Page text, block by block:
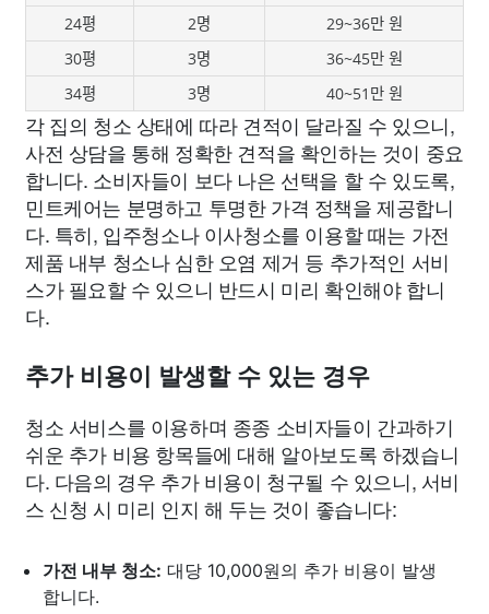
24평
2명
29~36만 원
30평
3명
36~45만 원
34평
3명 40~51만 원
각 집의 청소 상태에 따라 견적이 달라질 수 있으니,
사전 상담을 통해 정확한 견적을 확인하는 것이 중요
합니다. 소비자들이 보다 나은 선택을 할 수 있도록,
민트케어는 분명하고 투명한 가격 정책을 제공합니
다. 특히, 입주청소나 이사청소를 이용할 때는 가전
제품 내부 청소나 심한 오염 제거 등 추가적인 서비
스가 필요할 수 있으니 반드시 미리 확인해야 합니
다.
추가 비용이 발생할 수 있는 경우
청소 서비스를 이용하며 종종 소비자들이 간과하기
쉬운 추가 비용 항목들에 대해 알아보도록 하겠습니
다. 다음의 경우 추가 비용이 청구될 수 있으니, 서비
스 신청 시 미리 인지 해 두는 것이 좋습니다:
가전 내부 청소: 대당 10,000원의 추가 비용이 발생
합니다.